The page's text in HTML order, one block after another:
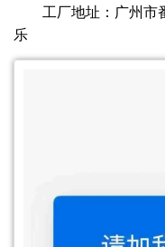
工厂地址：广州市
乐